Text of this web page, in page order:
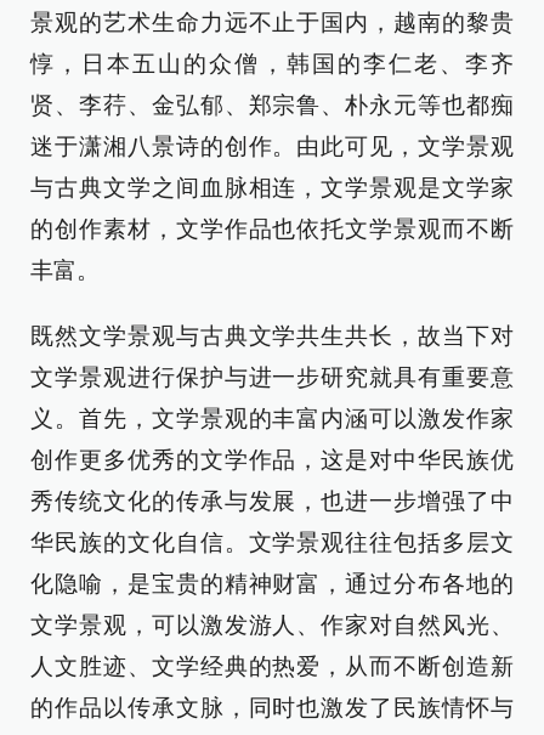
景观的艺术生命力远不止于国内，越南的黎贵
惇，日本五山的众僧，韩国的李仁老、李齐
贤、李荇、金弘郁、郑宗鲁、朴永元等也都痴
迷于潇湘八景诗的创作。由此可见，文学景观
与古典文学之间血脉相连，文学景观是文学家
的创作素材，文学作品也依托文学景观而不断
丰富。
既然文学景观与古典文学共生共长，故当下对
文学景观进行保护与进一步研究就具有重要意
义。首先，文学景观的丰富内涵可以激发作家
创作更多优秀的文学作品，这是对中华民族优
秀传统文化的传承与发展，也进一步增强了中
华民族的文化自信。文学景观往往包括多层文
化隐喻，是宝贵的精神财富，通过分布各地的
文学景观，可以激发游人、作家对自然风光、
人文胜迹、文学经典的热爱，从而不断创造新
的作品以传承文脉，同时也激发了民族情怀与